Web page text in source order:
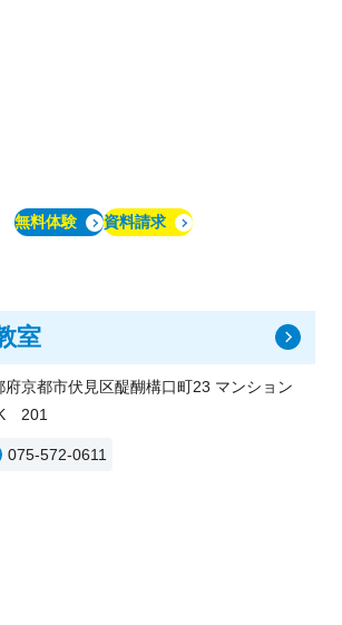
無料体験 資料請求
室
府京都市伏見区醍醐構口町23 マンション
201
075-572-0611